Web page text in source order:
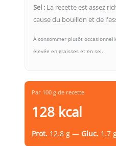
Sel : La recette est assez
cause du bouillon et de
À consommer plutôt
élevée en graisses et en sel.
Par 100 g de recette
128 kcal
Prot. 12.8 g — Gluc. 1.7